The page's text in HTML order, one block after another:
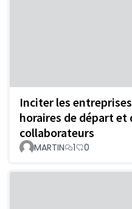
Inciter les
horaires de départ et
collaborateurs
MARTIN 1 0